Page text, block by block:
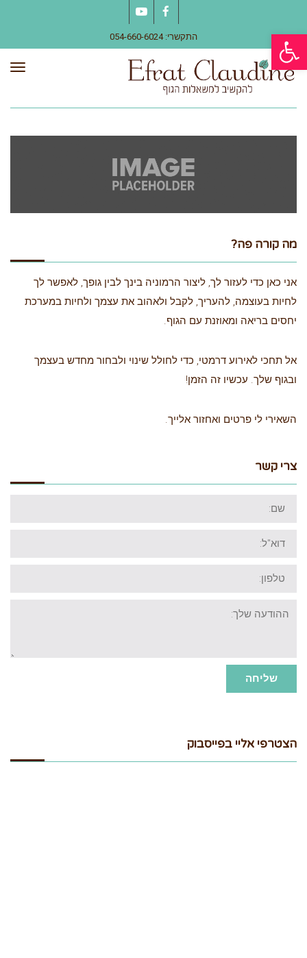
פתח סרגל נגישות
Facebook
YouTube
התקשרי: 054-660-6024
מה קורה פה?
אני כאן כדי לעזור לך, ליצור הרמוניה בינך לבין גופך, לאפשר לך
לחיות בעוצמה, להעריך, לקבל ולאהוב את עצמך ולחיות במערכת
יחסים בריאה ומאוזנת עם הגוף.
אל תחכי לאירוע דרמטי, כדי לחולל שינוי ולבחור מחדש בעצמך
ובגוף שלך. עכשיו זה הזמן!
השאירי לי פרטים ואחזור אלייך.
צרי קשר
שם:
דוא"ל:
טלפון:
ההודעה
שלך:
שליחה
הצטרפי אליי בפייסבוק